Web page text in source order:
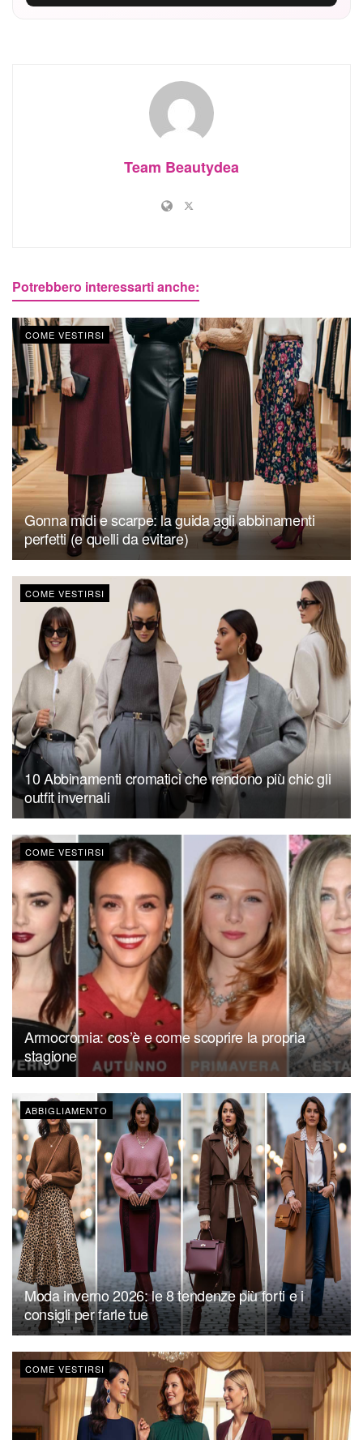
Team Beautydea
Potrebbero interessarti anche:
COME VESTIRSI
Gonna midi e scarpe: la guida agli abbinamenti
perfetti (e quelli da evitare)
COME VESTIRSI
10 Abbinamenti cromatici che rendono più chic gli
outfit invernali
COME VESTIRSI
Armocromia: cos’è e come scoprire la propria
stagione
ABBIGLIAMENTO
Moda inverno 2026: le 8 tendenze più forti e i
consigli per farle tue
COME VESTIRSI